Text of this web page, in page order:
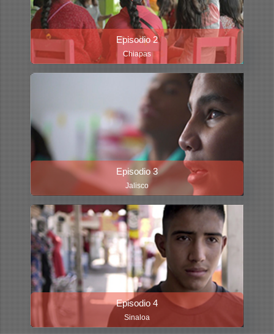
Episodio 2
Chiapas
Episodio 3
Jalisco
Episodio 4
Sinaloa